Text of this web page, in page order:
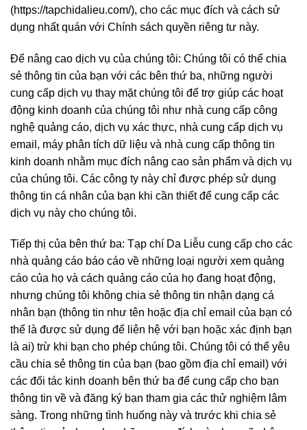
(https://tapchidalieu.com/), cho các mục đích và cách sử
dụng nhất quán với Chính sách quyền riêng tư này.
Để nâng cao dịch vụ của chúng tôi: Chúng tôi có thể chia
sẻ thông tin của bạn với các bên thứ ba, những người
cung cấp dịch vụ thay mặt chúng tôi để trợ giúp các hoạt
động kinh doanh của chúng tôi như nhà cung cấp công
nghệ quảng cáo, dịch vụ xác thực, nhà cung cấp dịch vụ
email, máy phân tích dữ liệu và nhà cung cấp thông tin
kinh doanh nhằm mục đích nâng cao sản phẩm và dịch vụ
của chúng tôi. Các công ty này chỉ được phép sử dụng
thông tin cá nhân của bạn khi cần thiết để cung cấp các
dịch vụ này cho chúng tôi.
Tiếp thị của bên thứ ba: Tạp chí Da Liễu cung cấp cho các
nhà quảng cáo báo cáo về những loại người xem quảng
cáo của họ và cách quảng cáo của họ đang hoạt động,
nhưng chúng tôi không chia sẻ thông tin nhận dạng cá
nhân bạn (thông tin như tên hoặc địa chỉ email của bạn có
thể là được sử dụng để liên hệ với bạn hoặc xác định bạn
là ai) trừ khi bạn cho phép chúng tôi. Chúng tôi có thể yêu
cầu chia sẻ thông tin của bạn (bao gồm địa chỉ email) với
các đối tác kinh doanh bên thứ ba để cung cấp cho bạn
thông tin về và đăng ký bạn tham gia các thử nghiệm lâm
sàng. Trong những tình huống này và trước khi chia sẻ